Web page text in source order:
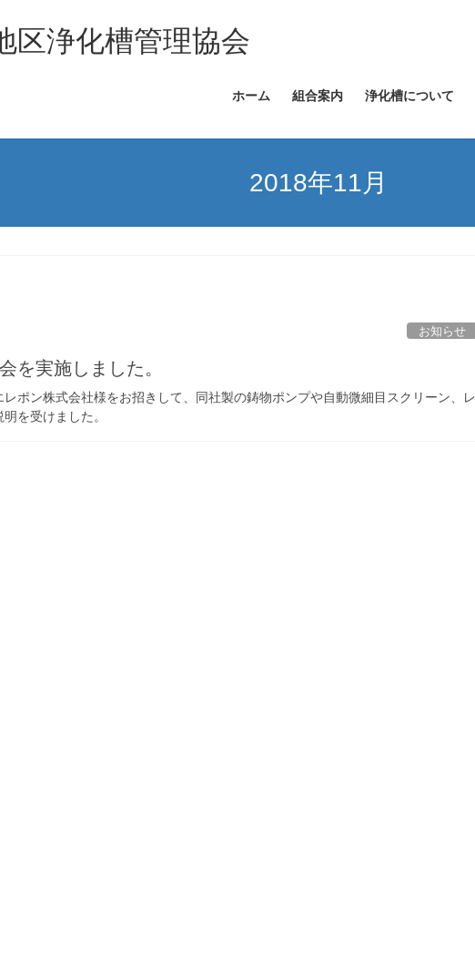
区浄化槽管理協会
ホーム 組合案内 浄化槽について
2018年11月
お知らせ
を実施しました。
ポン株式会社様をお招きして、同社製の鋳物ポンプや自動微細目スクリーン、レ
を受けました。